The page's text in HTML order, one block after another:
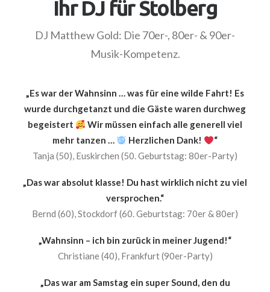
Ihr DJ für Stolberg
DJ Matthew Gold: Die 70er-, 80er- & 90er-
Musik-Kompetenz.
„Es war der Wahnsinn … was für eine wilde Fahrt! Es
wurde durchgetanzt und die Gäste waren durchweg
begeistert
Wir müssen einfach alle generell viel
mehr tanzen …
Herzlichen Dank!
“
Tanja (50), Euskirchen (50. Geburtstag: 80er-Party)
„Das war absolut klasse! Du hast wirklich nicht zu viel
versprochen.“
Bernd (60), Stockdorf (60. Geburtstag: 70er & 80er)
„Wahnsinn – ich bin zurück in meiner Jugend!“
Christiane (40), Frankfurt (90er-Party)
„Das war am Samstag ein super Sound, den du